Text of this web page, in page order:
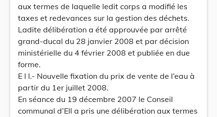
aux termes de laquelle ledit corps a modifié les
taxes et redevances sur la gestion des déchets.
Ladite délibération a été approuvée par arrêté
grand-ducal du 28 janvier 2008 et par décision
ministérielle du 4 février 2008 et publiée en due
forme.
E l l.- Nouvelle fixation du prix de vente de l’eau à
partir du 1er juillet 2008.
En séance du 19 décembre 2007 le Conseil
communal d’Ell a pris une délibération aux termes